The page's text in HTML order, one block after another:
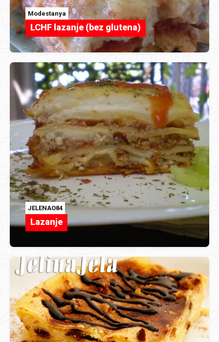
Modestanya
LCHF lazanje (bez glutena)
JELENAO84
Lazanje